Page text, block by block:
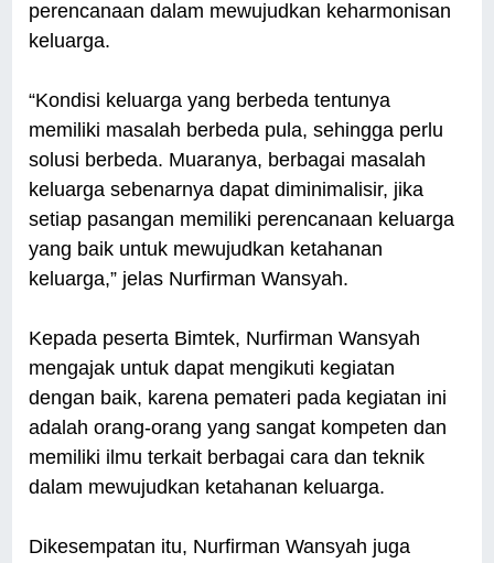
perencanaan dalam mewujudkan keharmonisan
keluarga.
“Kondisi keluarga yang berbeda tentunya
memiliki masalah berbeda pula, sehingga perlu
solusi berbeda. Muaranya, berbagai masalah
keluarga sebenarnya dapat diminimalisir, jika
setiap pasangan memiliki perencanaan keluarga
yang baik untuk mewujudkan ketahanan
keluarga,” jelas Nurfirman Wansyah.
Kepada peserta Bimtek, Nurfirman Wansyah
mengajak untuk da­pat mengikuti kegiatan
dengan baik, karena pemateri pada kegiatan ini
adalah orang-orang yang sangat kompeten dan
memiliki ilmu terkait berbagai cara dan teknik
dalam mewujudkan ketahanan keluarga.
Dikesempatan itu, Nurfirman Wansyah juga